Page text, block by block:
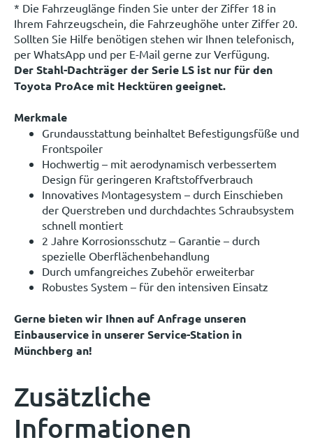
* Die Fahrzeuglänge finden Sie unter der Ziffer 18 in
Ihrem Fahrzeugschein, die Fahrzeughöhe unter Ziffer 20.
Sollten Sie Hilfe benötigen stehen wir Ihnen telefonisch,
per WhatsApp und per E-Mail gerne zur Verfügung.
Der Stahl-Dachträger der Serie LS ist nur für den
Toyota ProAce mit Hecktüren geeignet.
Merkmale
Grundausstattung beinhaltet Befestigungsfüße und
Frontspoiler
Hochwertig – mit aerodynamisch verbessertem
Design für geringeren Kraftstoffverbrauch
Innovatives Montagesystem – durch Einschieben
der Querstreben und durchdachtes Schraubsystem
schnell montiert
2 Jahre Korrosionsschutz – Garantie – durch
spezielle Oberflächenbehandlung
Durch umfangreiches Zubehör erweiterbar
Robustes System – für den intensiven Einsatz
Gerne bieten wir Ihnen auf Anfrage unseren
Einbauservice in unserer Service-Station in
Münchberg an!
Zusätzliche
Informationen